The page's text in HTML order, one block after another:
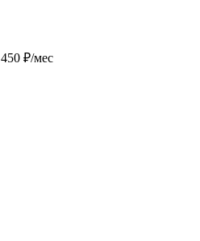
450 ₽/мес